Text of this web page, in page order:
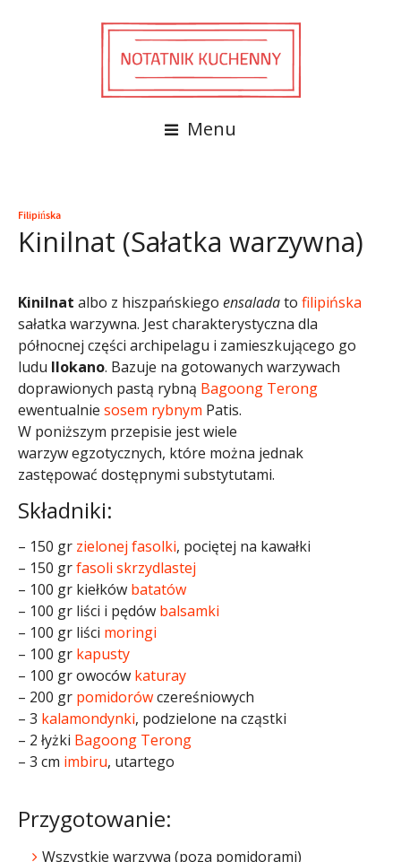
Menu
Filipińska
Kinilnat (Sałatka warzywna)
Kinilnat albo z hiszpańskiego ensaladato filipińska
sałatka warzywna. Jest charakterystyczna dla
północnej części archipelagu i zamieszkującego go
ludu Ilokano. Bazuje na gotowanych warzywach
doprawionych pastą rybną Bagoong Terong
ewentualnie sosem rybnym Patis.
W poniższym przepisie jest wiele
warzyw egzotycznych, które można jednak
zastępować dostępnymi substytutami.
Składniki:
– 150 gr zielonej fasolki, pociętej na kawałki
– 150 grfasoli skrzydlastej
– 100 gr kiełków batatów
– 100 gr liści i pędów balsamki
– 100 gr liści moringi
– 100 gr kapusty
– 100 gr owoców katuray
– 200 gr pomidorówczereśniowych
– 3 kalamondynki, podzielone na cząstki
– 2 łyżki Bagoong Terong
– 3 cm imbiru, utartego
Przygotowanie:
Wszystkie warzywa (poza pomidorami)